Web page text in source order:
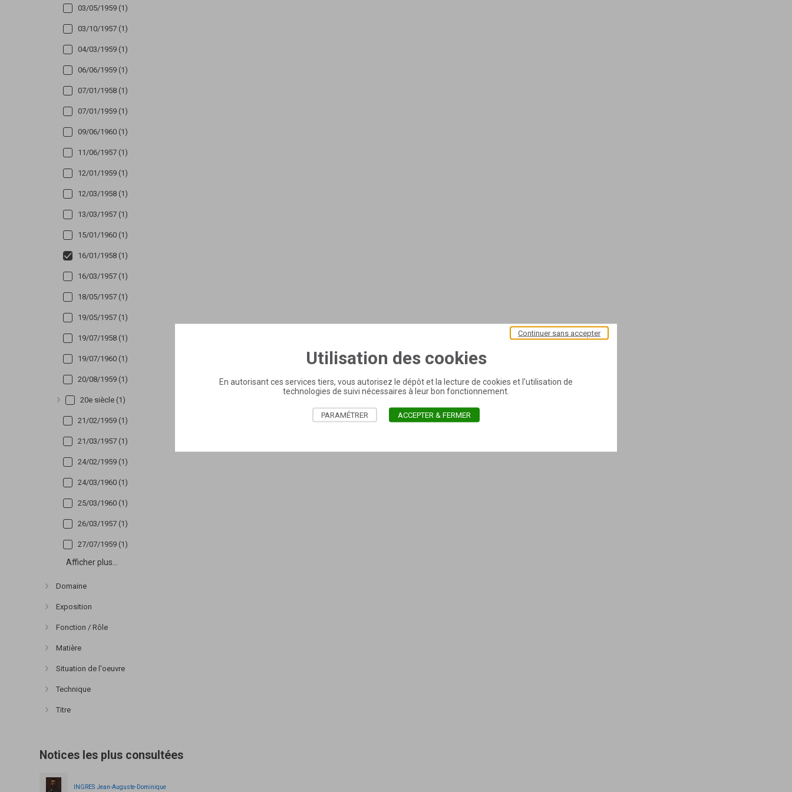
03/05/1959 (1)
03/10/1957 (1)
04/03/1959 (1)
06/06/1959 (1)
07/01/1958 (1)
07/01/1959 (1)
09/06/1960 (1)
11/06/1957 (1)
12/01/1959 (1)
12/03/1958 (1)
13/03/1957 (1)
15/01/1960 (1)
16/01/1958 (1)
16/03/1957 (1)
18/05/1957 (1)
19/05/1957 (1)
19/07/1958 (1)
19/07/1960 (1)
20/08/1959 (1)
Afficher plus20e siècle (1)
21/02/1959 (1)
21/03/1957 (1)
24/02/1959 (1)
24/03/1960 (1)
25/03/1960 (1)
26/03/1957 (1)
27/07/1959 (1)
Afficher plus...
Afficher plus
Domaine
Afficher plus
Exposition
Afficher plus
Fonction / Rôle
Afficher plus
Matière
Afficher plus
Situation de l'oeuvre
Afficher plus
Technique
Afficher plus
Titre
Notices les plus consultées
INGRES Jean-Auguste-Dominique
Utilisation des cookies
En autorisant ces services tiers, vous autorisez le dépôt et la lecture de cookies et l'utilisation de
technologies de suivi nécessaires à leur bon fonctionnement.
Continuer sans accepter
PARAMÉTRER ACCEPTER & FERMER